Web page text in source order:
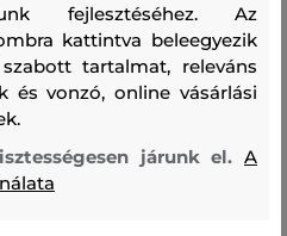
TISZTÍTÁS
fejlesztéséhez. Az
kattintva beleegyezik
tartalmat, releváns
és vonzó, online vásárlási
járunk el.A